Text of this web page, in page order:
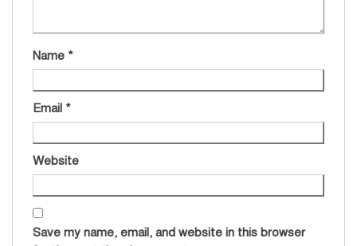
Name *
Email *
Website
Save my name, email, and website in this browser